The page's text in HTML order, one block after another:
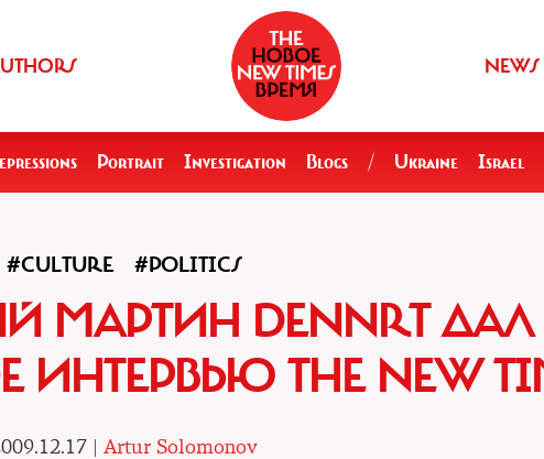
NEWS
Portrait Investigation Blogs / Ukraine Israel
#CULTURE #POLITICS
МАРТИН DENNRT ДАЛ
THE NEW
| Artur Solomonov